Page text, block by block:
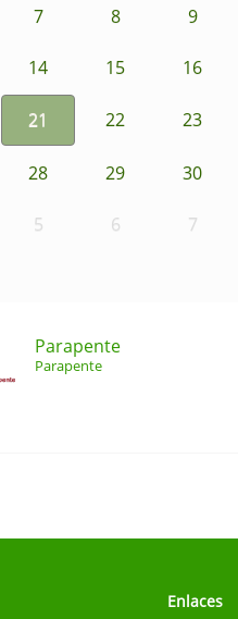
7 8 9
14 15 16
21 22 23
28 29 30
5 6 7
Parapente
Parapente
Enlaces